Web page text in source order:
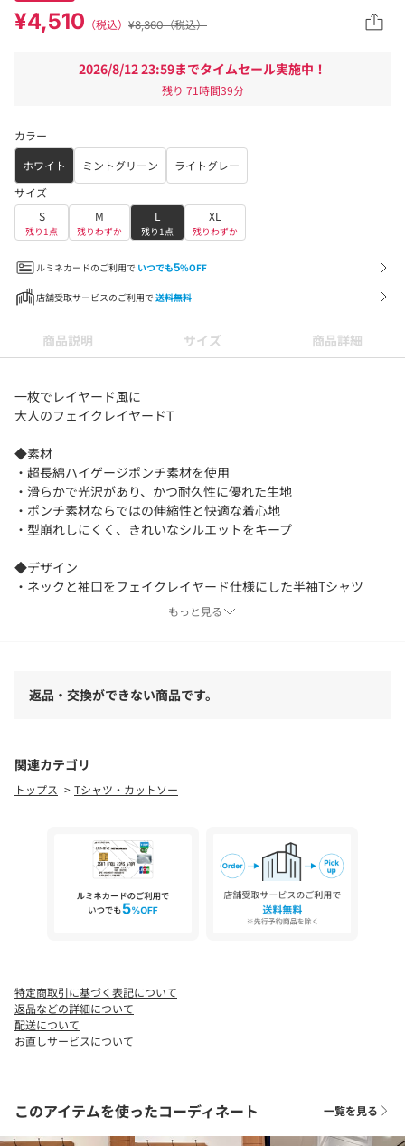
¥4,510 （税込） ¥8,360（税込）
2026/8/12 23:59までタイムセール実施中！
残り 71時間39分
カラー
ホワイト
ミントグリーン
ライトグレー
サイズ
S
残り1点
M
残りわずか
L
残り1点
XL
残りわずか
ルミネカードのご利用で いつでも5%OFF
店舗受取サービスのご利用で 送料無料
商品説明 サイズ 商品詳細
一枚でレイヤード風に
大人のフェイクレイヤードT
◆素材
・超長綿ハイゲージポンチ素材を使用
・滑らかで光沢があり、かつ耐久性に優れた生地
・ポンチ素材ならではの伸縮性と快適な着心地
・型崩れしにくく、きれいなシルエットをキープ
◆デザイン
・ネックと袖口をフェイクレイヤード仕様にした半袖Tシャツ
・一枚で重ね着風のスタイルが完成するデザイン
◆スタイリング
・デニムやカーゴパンツと合わせたラフなスタイルにも◎
・ジャケットのインナーとしても使いやすいデザイン
透け感：ややあり
伸縮性：あり
光沢感：ややあり
★気になるアイテムは【お気に入り登録】がオススメです！
入荷情報やクーポン、セール情報が通知されるようになります。
着用又はお取り扱い下さい。
もっと見る
返品・交換ができない商品です。
関連カテゴリ
トップス Tシャツ・カットソー
特定商取引に基づく表記について
返品などの詳細について
配送について
お直しサービスについて
このアイテムを使ったコーディネート 一覧を見る